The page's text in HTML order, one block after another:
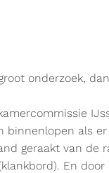
onderzoek,
binnenlopen als
geraakt van de
En